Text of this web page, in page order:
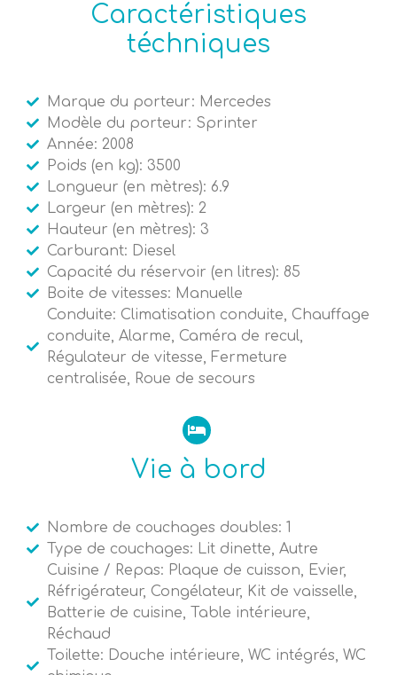
Caractéristiques
téchniques
Marque du porteur: Mercedes
Modèle du porteur: Sprinter
Année: 2008
Poids (en kg): 3500
Longueur (en mètres): 6.9
Largeur (en mètres): 2
Hauteur (en mètres): 3
Carburant: Diesel
Capacité du réservoir (en litres): 85
Boite de vitesses: Manuelle
Conduite: Climatisation conduite, Chauffage
conduite, Alarme, Caméra de recul,
Régulateur de vitesse, Fermeture
centralisée, Roue de secours
Vie à bord
Nombre de couchages doubles: 1
Type de couchages: Lit dinette, Autre
Cuisine / Repas: Plaque de cuisson, Evier,
Réfrigérateur, Congélateur, Kit de vaisselle,
Batterie de cuisine, Table intérieure,
Réchaud
Toilette: Douche intérieure, WC intégrés, WC